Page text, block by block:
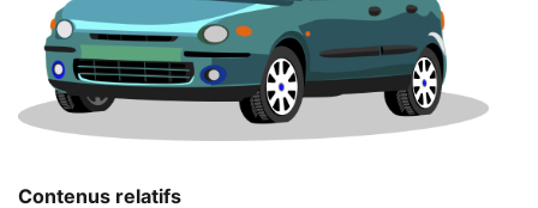
Contenus relatifs